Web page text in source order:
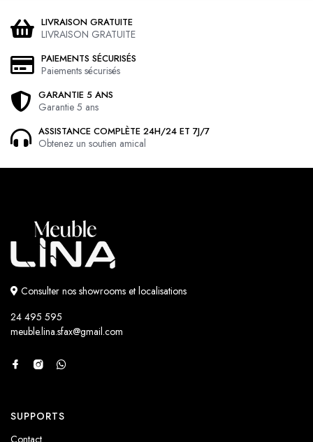
LIVRAISON GRATUITE
LIVRAISON GRATUITE
PAIEMENTS SÉCURISÉS
Paiements sécurisés
GARANTIE 5 ANS
Garantie 5 ans
ASSISTANCE COMPLÈTE 24H/24 ET 7J/7
Obtenez un soutien amical
Consulter nos showrooms et localisations
24 495 595
meuble.lina.sfax@gmail.com
SUPPORTS
Contact